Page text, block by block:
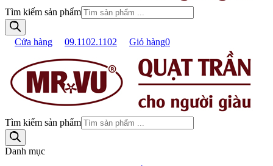
Tìm kiếm sản phẩm
Cửa hàng 09.1102.1102 Giỏ hàng0
Tìm kiếm sản phẩm
Danh mục